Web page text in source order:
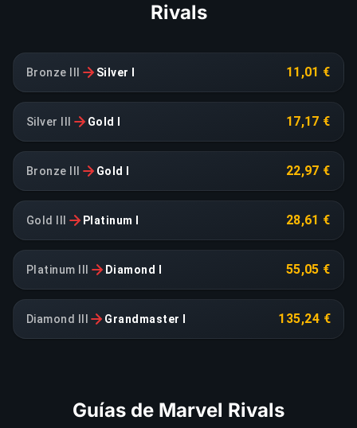
Rivals
Bronze III Silver I 11,01 €
Silver III Gold I 17,17 €
Bronze III Gold I 22,97 €
Gold III Platinum I 28,61 €
Platinum III Diamond I 55,05 €
Diamond III Grandmaster I 135,24 €
Guías de Marvel Rivals